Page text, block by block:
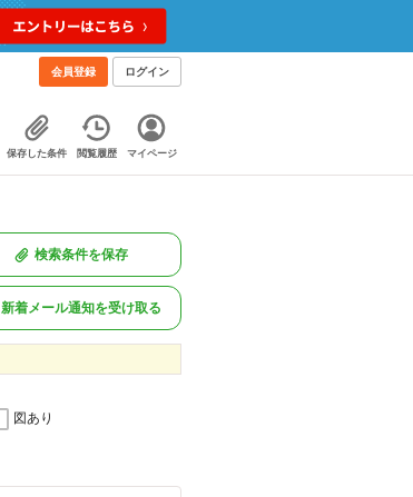
会員登録 ログイン
保存した条件 閲覧履歴 マイページ
検索条件を保存
新着メール通知を受け取る
図あり